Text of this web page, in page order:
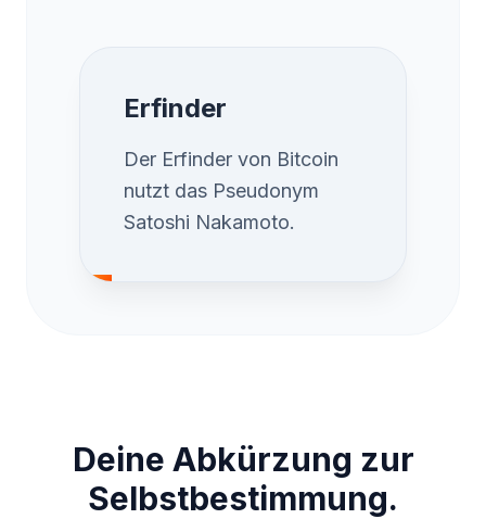
Erfinder
Der Erfinder von Bitcoin
nutzt das Pseudonym
Satoshi Nakamoto.
Deine Abkürzung zur
Selbstbestimmung.